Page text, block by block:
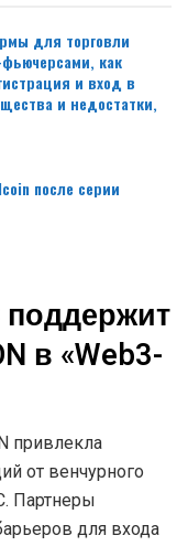
для торговли
как
и вход в
и недостатки,
после серии
поддержит
в «Web3-
привлекла
от венчурного
Партнеры
для входа